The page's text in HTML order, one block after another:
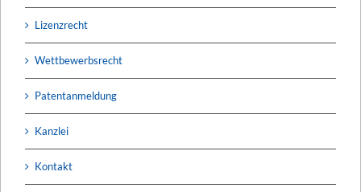
Lizenzrecht
Wettbewerbsrecht
Patentanmeldung
Kanzlei
Kontakt